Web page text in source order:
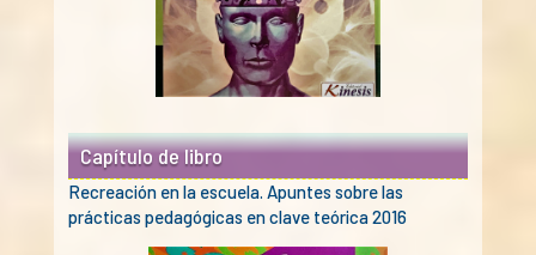
Capítulo de libro
Recreación en la escuela. Apuntes sobre las
prácticas pedagógicas en clave teórica 2016